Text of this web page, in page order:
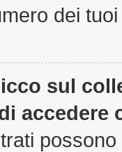
dei
sul
accedere